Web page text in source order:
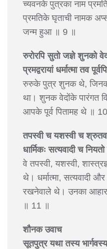
च्यवनके पुत्रका नाम
प्रमतिके घृताची नामक
जन्म हुआ ॥ 9 ॥
रुरोरपि सुतो जज्ञे शुनको
प्रमद्वरायां धर्मात्मा तव
रुरुके पुत्र शुनक थे,
था। शुनक वेदोंके पारंगत
आपके पूर्व पितामह थे ॥
तपस्वी च यशस्वी च
धार्मिकः सत्यवादी च
वे तपस्वी, यशस्वी,
थे। धर्मात्मा, सत्यवादी
रखनेवाले थे। उनका आहार-
॥ 11 ॥
शौनक उवाच
सूतपुत्र यथा तस्य